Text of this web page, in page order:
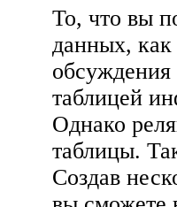
То, что вы
данных, как
таблицей
Однако
таблицы.
Создав